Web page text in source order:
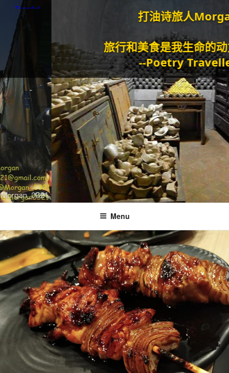
打油诗旅人Morgan
旅行和美食是我生命的动力泉源
--Poetry Traveller
Menu